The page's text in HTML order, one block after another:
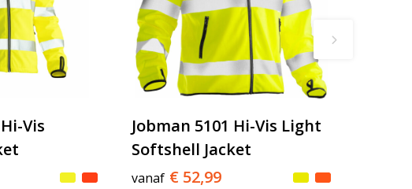
Vis
Jobman 5101 Hi-Vis Light
Softshell Jacket
vanaf € 52,99